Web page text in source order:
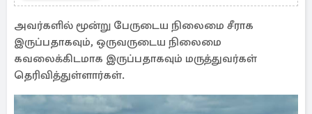
அவர்களில் மூன்று பேருடைய நிலைமை சீராக
இருப்பதாகவும், ஒருவருடைய நிலைமை
கவலைக்கிடமாக இருப்பதாகவும் மருத்துவர்கள்
தெரிவித்துள்ளார்கள்.